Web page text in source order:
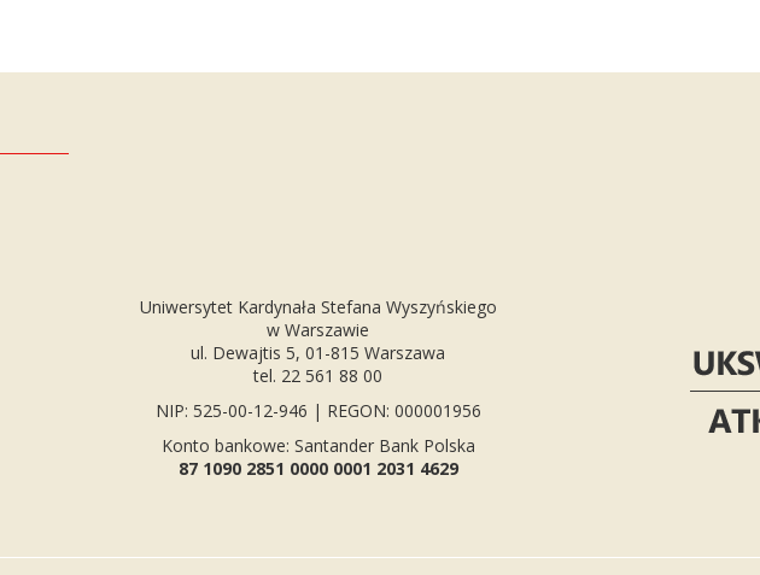
Uniwersytet Kardynała Stefana Wyszyńskiego
w Warszawie
ul. Dewajtis 5, 01-815 Warszawa
tel. 22 561 88 00
NIP: 525-00-12-946 | REGON: 000001956
Konto bankowe: Santander Bank Polska
87 1090 2851 0000 0001 2031 4629